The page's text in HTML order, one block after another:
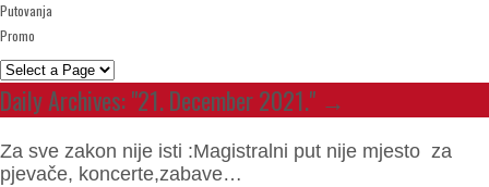
Putovanja
Promo
Daily Archives:"21. December 2021." →
Za sve zakon nije isti :Magistralni put nije mjesto za
pjevače, koncerte,zabave…